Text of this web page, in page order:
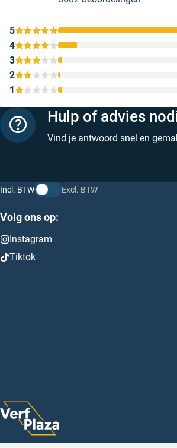
1
2
3
4
5
Hulp of advies
Vind je antwoord snel en
Incl. BTW Excl. BTW
Volg ons op:
Instagram
Tiktok